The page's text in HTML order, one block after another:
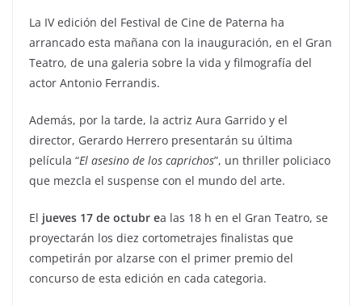
La IV edición del Festival de Cine de Paterna ha
arrancado esta mañana con la inauguración, en el Gran
Teatro, de una galeria sobre la vida y filmografía del
actor Antonio Ferrandis.
Además, por la tarde, la actriz Aura Garrido y el
director, Gerardo Herrero presentarán su última
película “El asesino de los caprichos”, un thriller policiaco
que mezcla el suspense con el mundo del arte.
El jueves 17 de octubr ea las 18 h en el Gran Teatro, se
proyectarán los diez cortometrajes finalistas que
competirán por alzarse con el primer premio del
concurso de esta edición en cada categoria.